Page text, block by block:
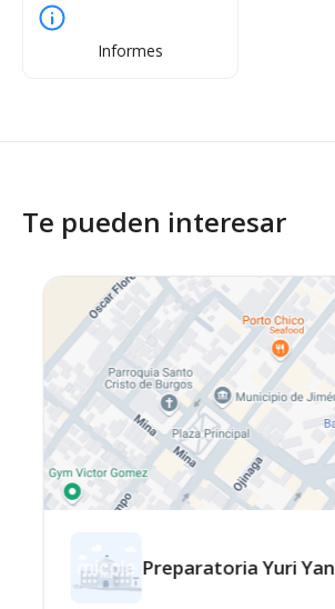
Informes
Te pueden interesar
Preparatoria YuriYan